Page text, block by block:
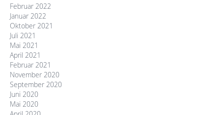
Februar 2022
Januar 2022
Oktober 2021
Juli 2021
Mai 2021
April 2021
Februar 2021
November 2020
September 2020
Juni 2020
Mai 2020